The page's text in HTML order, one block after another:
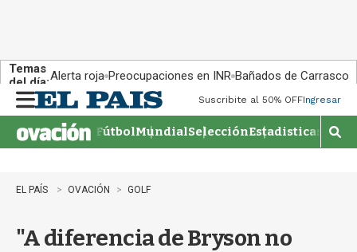
Temas
del día:Alerta roja Preocupaciones en INR Bañados de Carrasco
n
u
Suscribite al 50% OFFIngresar
FútbolMundialSelecciónEstadisticas
M
o
EL PAÍS OVACIÓN GOLF
"A diferencia de Bryson no